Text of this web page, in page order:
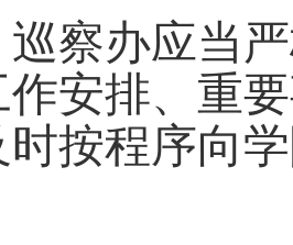
巡察办应当
安排、重
时按程序向